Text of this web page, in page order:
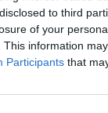
to third
of your
This information
Participants that
na Jičínsku
Den lesů nové
na vrcholu. Lidé
či budovali
charakteru